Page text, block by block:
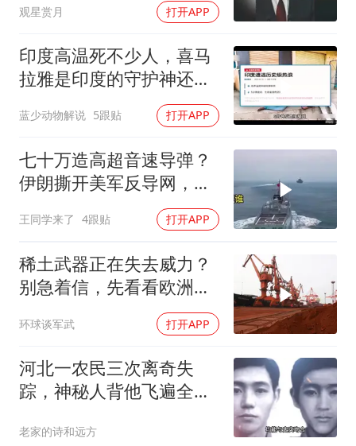
四川宜宾地震网友称睡觉被摇醒
夯实基础开新局
观星赏月 打开APP
印度高温死不少人，喜马
拉雅是印度的守护神还是
蓝少动物解说 5跟贴 打开APP
七十万造高超音速导弹？
伊朗撕开美军反导网，炸
王同学来了 4跟贴 打开APP
稀土武器正在失去威力？
别急着信，先看看欧洲军
环球谈军武 打开APP
河北一农民三次离奇失
踪，神秘人背他飞遍全中
老家的诗和远方